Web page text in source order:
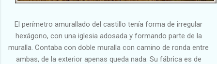
El perímetro amurallado del castillo tenía forma de irregular
hexágono, con una iglesia adosada y formando parte de la
muralla. Contaba con doble muralla con camino de ronda entre
ambas, de la exterior apenas queda nada. Su fábrica es de